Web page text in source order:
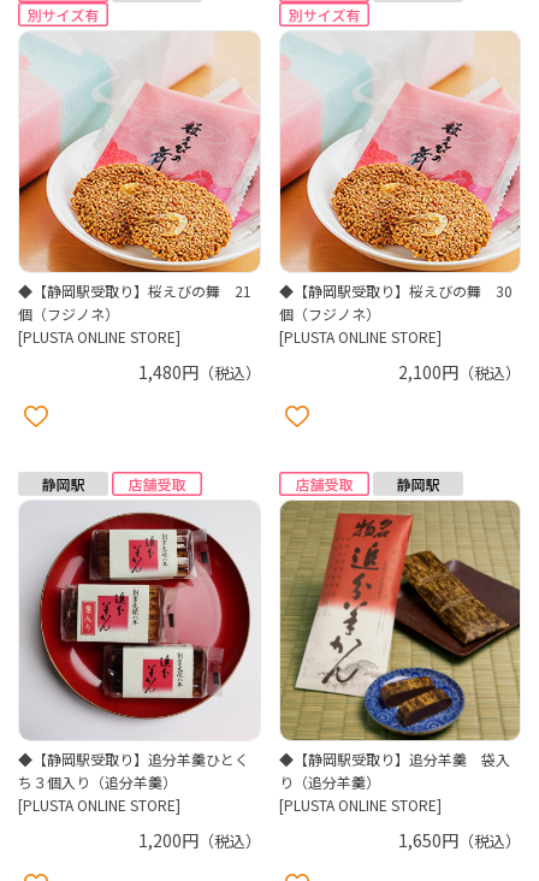
◆【静岡駅受取り】桜えびの舞 21
個（フジノネ）
[PLUSTA ONLINE STORE]
1,480円（税込）
◆【静岡駅受取り】桜えびの舞 30
個（フジノネ）
[PLUSTA ONLINE STORE]
2,100円 （税込）
◆【静岡駅受取り】追分羊羹ひとく
ち３個入り（追分羊羹）
[PLUSTA ONLINE STORE]
1,200円（税込）
◆【静岡駅受取り】追分羊羹 袋入
り（追分羊羹）
[PLUSTA ONLINE STORE]
1,650円 （税込）